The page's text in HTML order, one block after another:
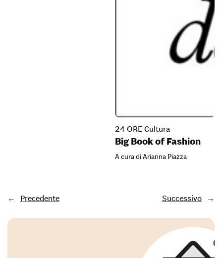
24 ORE Cultura
Big Book of Fashion
A cura di Arianna Piazza
← Precedente Successivo →